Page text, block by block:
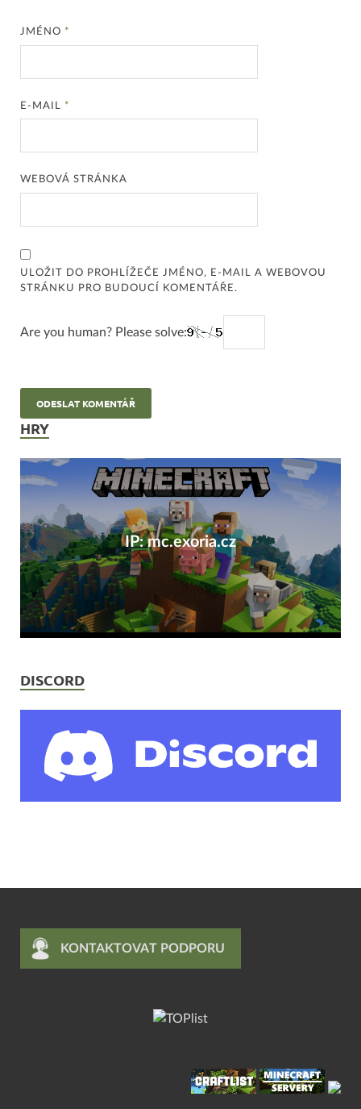
JMÉNO *
E-MAIL *
WEBOVÁ STRÁNKA
ULOŽIT DO PROHLÍŽEČE JMÉNO, E-MAIL A WEBOVOU
STRÁNKU PRO BUDOUCÍ KOMENTÁŘE.
Are you human? Please solve:
HRY
IP: mc.exoria.cz
DISCORD
KONTAKTOVAT PODPORU